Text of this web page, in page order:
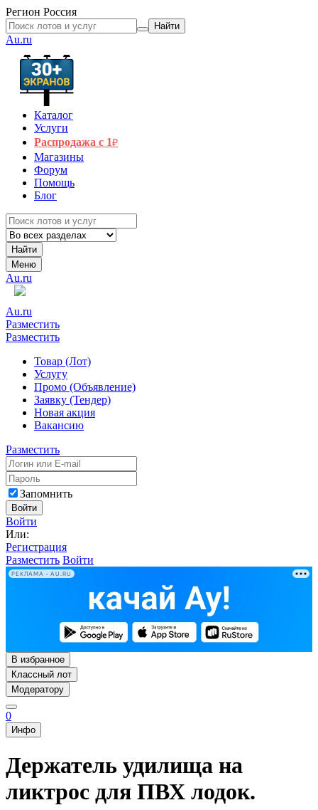
Регион Россия
Найти
Au.ru
Каталог
Услуги
Распродажа с 1₽
Магазины
Форум
Помощь
Блог
Найти
Меню
Au.ru
Au.ru
Разместить
Разместить
Товар (Лот)
Услугу
Промо (Объявление)
Заявку (Тендер)
Новая акция
Вакансию
Разместить
Запомнить
Войти
Войти
Или:
Регистрация
Разместить Войти
РЕКЛАМА • AU.RU
В избранное
Классный лот
Модератору
0
Инфо
Держатель удилища на
ликтрос для ПВХ лодок.